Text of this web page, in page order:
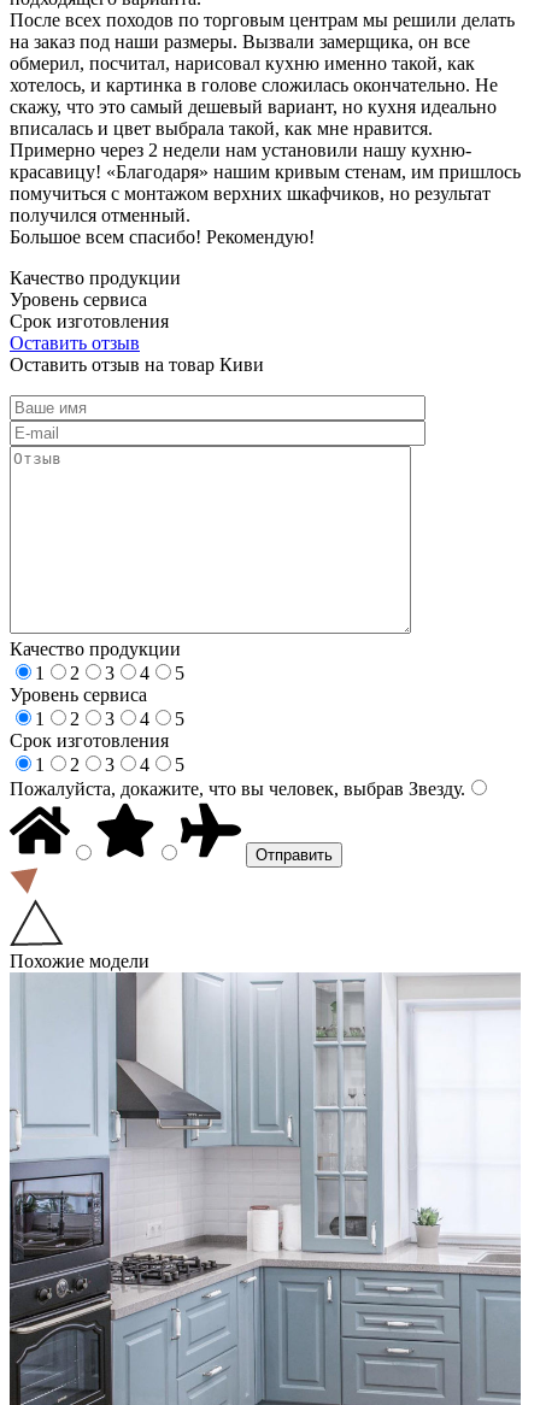
После всех походов по торговым центрам мы решили делать
на заказ под наши размеры. Вызвали замерщика, он все
обмерил, посчитал, нарисовал кухню именно такой, как
хотелось, и картинка в голове сложилась окончательно. Не
скажу, что это самый дешевый вариант, но кухня идеально
вписалась и цвет выбрала такой, как мне нравится.
Примерно через 2 недели нам установили нашу кухню-
красавицу! «Благодаря» нашим кривым стенам, им пришлось
помучиться с монтажом верхних шкафчиков, но результат
получился отменный.
Большое всем спасибо! Рекомендую!
Качество продукции
Уровень сервиса
Срок изготовления
Оставить отзыв
Оставить отзыв на товар Киви
Качество продукции
1
2 3 4
5
Уровень сервиса
1
2 3 4
5
Срок изготовления
1
2 3 4
5
Пожалуйста, докажите, что вы человек, выбрав Звезду.
Похожие модели